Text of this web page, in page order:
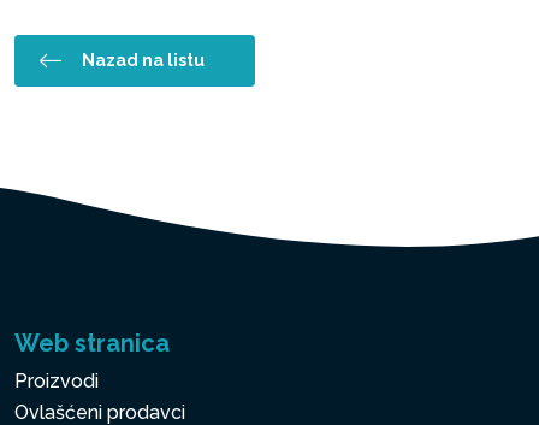
Nazad na listu
Web stranica
Proizvodi
Ovlašćeni prodavci